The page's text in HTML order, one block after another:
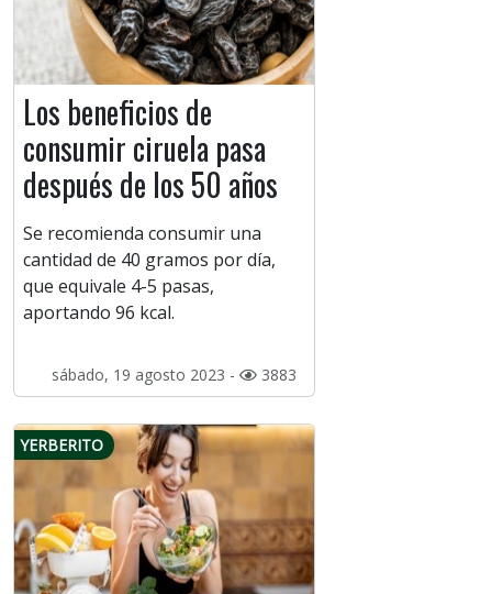
Los beneficios de
consumir ciruela pasa
después de los 50 años
Se recomienda consumir una
cantidad de 40 gramos por día,
que equivale 4-5 pasas,
aportando 96 kcal.
sábado, 19 agosto 2023 - 3883
YERBERITO